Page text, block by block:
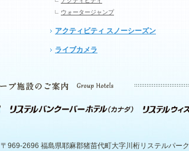
ウォータージャンプ
アクティビティ スノーシーズン
ライブカメラ
〒969-2696 福島県耶麻郡猪苗代町大字川桁リステルパーク